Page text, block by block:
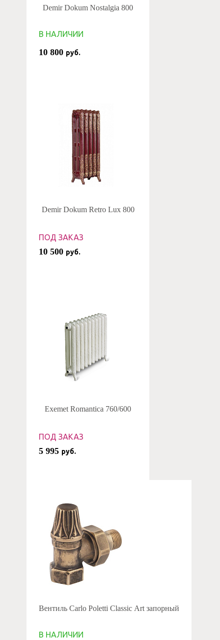
Demir Dokum Nostalgia 800
В НАЛИЧИИ
10 800 руб.
Demir Dokum Retro Lux 800
ПОД ЗАКАЗ
10 500 руб.
Exemet Romantica 760/600
ПОД ЗАКАЗ
5 995 руб.
Вентиль Carlo Poletti Classic Art запорный
В НАЛИЧИИ